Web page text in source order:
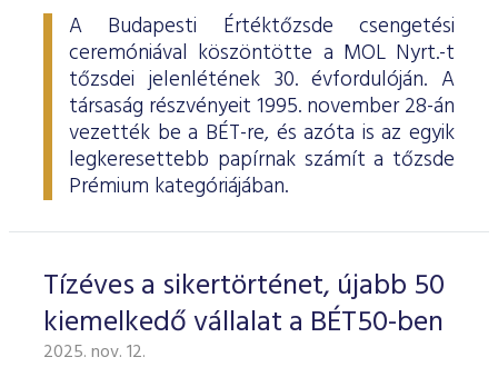
A Budapesti Értéktőzsde csengetési
ceremóniával köszöntötte a MOL Nyrt.-t
tőzsdei jelenlétének 30. évfordulóján. A
társaság részvényeit 1995. november 28-án
vezették be a BÉT-re, és azóta is az egyik
legkeresettebb papírnak számít a tőzsde
Prémium kategóriájában.
Tízéves a sikertörténet, újabb 50
kiemelkedő vállalat a BÉT50-ben
2025. nov. 12.